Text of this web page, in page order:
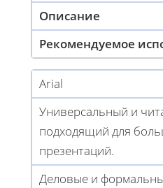
Описание
Рекомендуемое
Arial
Универсальный и
подходящий для
презентаций.
Деловые и